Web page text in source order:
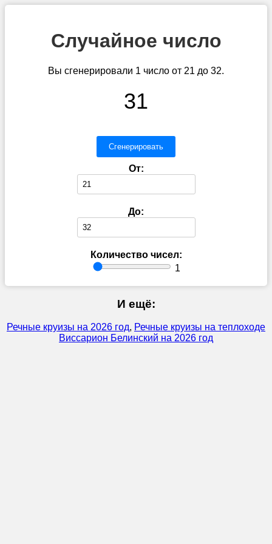
Случайное число
Вы сгенерировали 1 число от 21 до 32.
31
Сгенерировать
От:
До:
Количество чисел:
1
И ещё:
Речные круизы на 2026 год, Речные круизы на теплоходе
Виссарион Белинский на 2026 год